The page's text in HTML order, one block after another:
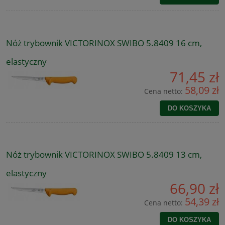
Nóż trybownik VICTORINOX SWIBO 5.8409 16 cm,
elastyczny
71,45 zł
Cena netto: 58,09 zł
DO KOSZYKA
Nóż trybownik VICTORINOX SWIBO 5.8409 13 cm,
elastyczny
66,90 zł
Cena netto: 54,39 zł
DO KOSZYKA